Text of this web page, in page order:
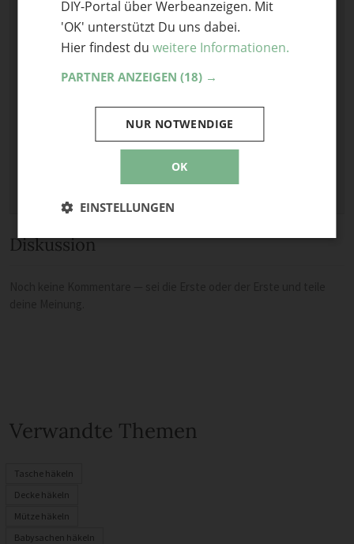
Optional: Foto teilen
Bild anhängen
Maximale Dateigröße: 8 MB.
Diskussion
Verwandte Themen
Tasche häkeln
Decke häkeln
Mütze häkeln
Babysachen häkeln
DIY-Portal über Werbeanzeigen. Mit
'OK' unterstützt Du uns dabei.
Hier findest du weitere Informationen.
PARTNER ANZEIGEN (18) →
OK
NUR NOTWENDIGE
EINSTELLUNGEN